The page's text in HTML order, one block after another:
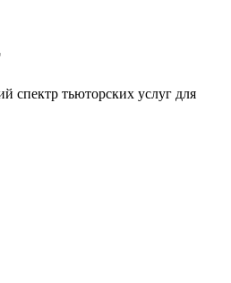
спектр тьюторских услуг для